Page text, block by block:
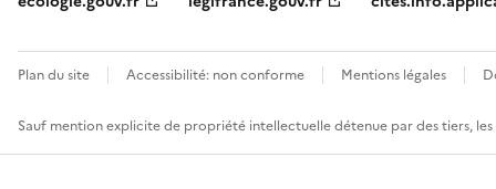
Plan du site Accessibilité: non conforme Mentions légales
Sauf mention explicite de propriété intellectuelle détenue par des tiers,